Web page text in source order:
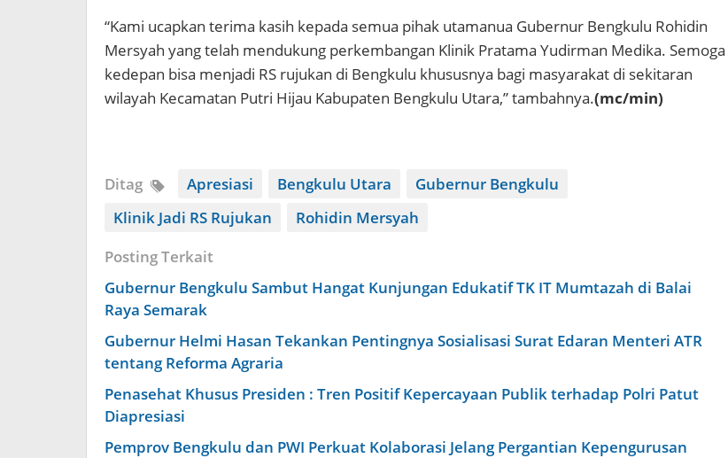
“Kami ucapkan terima kasih kepada semua pihak utamanua Gubernur Bengkulu Rohidin
Mersyah yang telah mendukung perkembangan Klinik Pratama Yudirman Medika. Semoga
kedepan bisa menjadi RS rujukan di Bengkulu khususnya bagi masyarakat di sekitaran
wilayah Kecamatan Putri Hijau Kabupaten Bengkulu Utara,” tambahnya.(mc/min)
Ditag Apresiasi Bengkulu Utara
Gubernur Bengkulu
Klinik Jadi RS Rujukan
Rohidin Mersyah
Posting Terkait
Gubernur Bengkulu Sambut Hangat Kunjungan Edukatif TK IT Mumtazah di Balai
Raya Semarak
Gubernur Helmi Hasan Tekankan Pentingnya Sosialisasi Surat Edaran Menteri ATR
tentang Reforma Agraria
Penasehat Khusus Presiden : Tren Positif Kepercayaan Publik terhadap Polri Patut
Diapresiasi
Pemprov Bengkulu dan PWI Perkuat Kolaborasi Jelang Pergantian Kepengurusan